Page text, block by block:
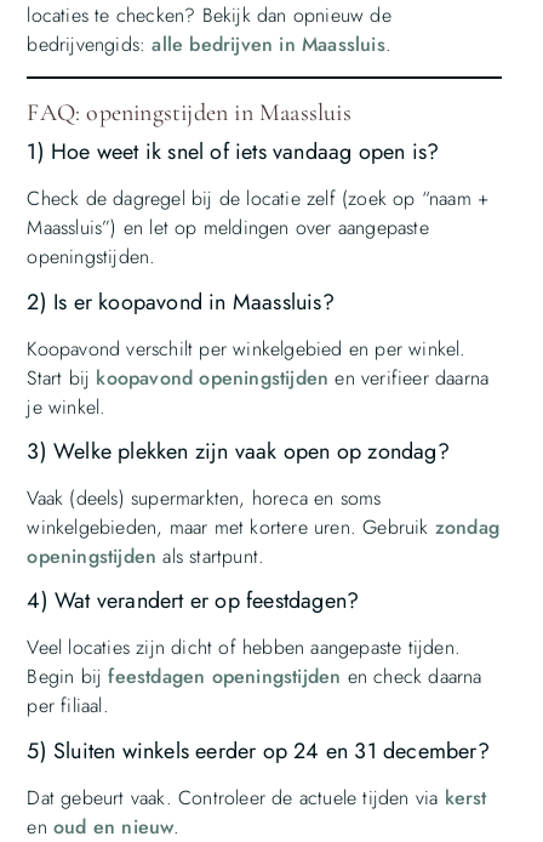
locaties te checken? Bekijk dan opnieuw de
bedrijvengids:alle bedrijven in Maassluis.
FAQ: openingstijden in Maassluis
1) Hoe weet ik snel of iets vandaag open is?
Check de dagregel bij de locatie zelf (zoek op “naam +
Maassluis”) en let op meldingen over aangepaste
openingstijden.
2) Is er koopavond in Maassluis?
Koopavond verschilt per winkelgebied en per winkel.
Start bij koopavond openingstijden en verifieer daarna
je winkel.
3) Welke plekken zijn vaak open op zondag?
Vaak (deels) supermarkten, horeca en soms
winkelgebieden, maar met kortere uren. Gebruik zondag
openingstijden als startpunt.
4) Wat verandert er op feestdagen?
Veel locaties zijn dicht of hebben aangepaste tijden.
Begin bijfeestdagen openingstijden en check daarna
per filiaal.
5) Sluiten winkels eerder op 24 en 31 december?
Dat gebeurt vaak. Controleer de actuele tijden via kerst
en oud en nieuw.